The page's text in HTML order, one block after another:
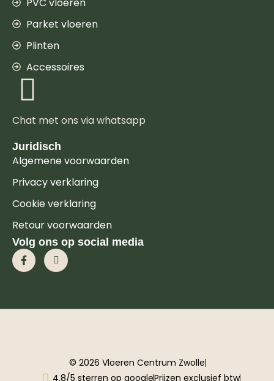
Parket vloeren
Plinten
Accessoires
Chat met ons via whatsapp
Juridisch
Algemene voorwaarden
Privacy verklaring
Cookie verklaring
Retour voorwaarden
Volg ons op social media
© 2026 Vloeren Centrum Zwolle
4.8/5 sterren op googlePrijzen exclusief btw